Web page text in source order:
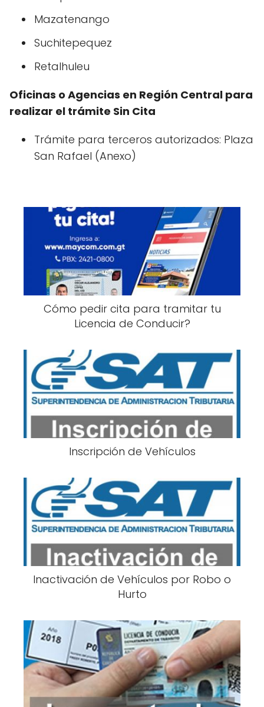
Mazatenango
Suchitepequez
Retalhuleu
Oficinas o Agencias en Región Central para
realizar el trámite Sin Cita
Trámite para terceros autorizados: Plaza
San Rafael (Anexo)
Cómo pedir cita para tramitar tu
Licencia de Conducir?
Inscripción de Vehículos
Inactivación de Vehículos por Robo o
Hurto